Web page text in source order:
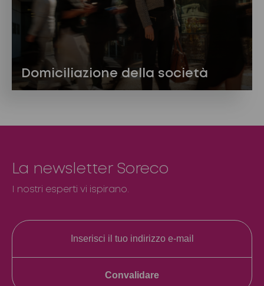
Domiciliazione della società
La newsletter Soreco
I nostri esperti vi ispirano.
Convalidare